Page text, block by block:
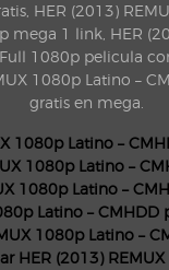
HER (2013)
mega 1 link, HER
1080p pelicula
1080p Latino –
gratis en mega.
1080p Latino –
1080p Latino –
1080p Latino –
Latino –
1080p Latino –
HER (2013)